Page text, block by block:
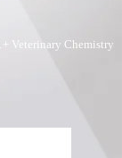
Veterinary Chemistry